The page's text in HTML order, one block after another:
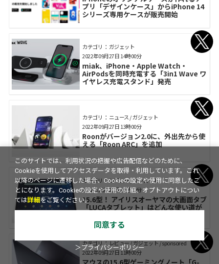
プリ「デザインケース」からiPhone 14
シリーズ専用ケースが販売開始
カテゴリ： ガジェット
miak、iPhone・Apple Watch・
AirPodsを同時充電する「3in1 Wave ワ
イヤレス充電スタンド」発売
2022年09月27日 14時00分
カテゴリ： ニュース / ガジェット
Roonがバージョン2.0に、外出先から使
える「Roon ARC」を追加
2022年09月27日 13時00分
カテゴリ： レビュー / ガジェット
15.6型！ アイリスオーヤマの大画面タブ
「LUCAタブレット」はどんな使い道が
2022年09月27日 12時00分
カテゴリ： レビュー / ガジェット / sponsored
2022年09月27日 11時00分
このサイトでは、利用状況の把握や広告配信などのために、
Cookieを使用してアクセスデータを取得・利用しています。これ
以降のページに遷移した場合、Cookieの設定や使用に同意したこ
とになります。Cookieの設定や使用の詳細、オプトアウトについ
ては詳細 をご覧ください。
同意する
＞プライバシーポリシー